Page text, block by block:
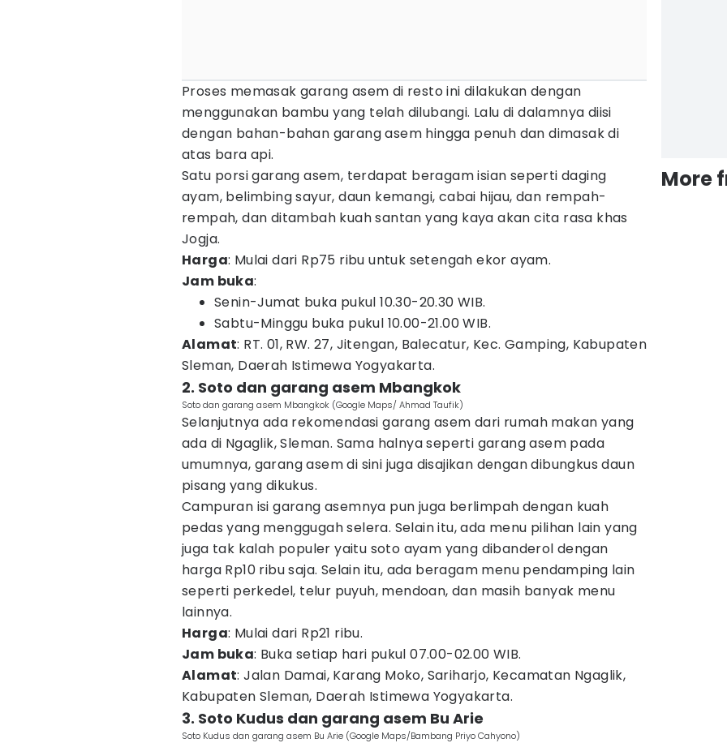
Proses memasak garang asem di resto ini dilakukan dengan
menggunakan bambu yang telah dilubangi. Lalu di dalamnya diisi
dengan bahan-bahan garang asem hingga penuh dan dimasak di
atas bara api.
Satu porsi garang asem, terdapat beragam isian seperti daging
ayam, belimbing sayur, daun kemangi, cabai hijau, dan rempah-
rempah, dan ditambah kuah santan yang kaya akan cita rasa khas
Jogja.
Harga: Mulai dari Rp75 ribu untuk setengah ekor ayam.
Jam buka:
Senin-Jumat buka pukul 10.30-20.30 WIB.
Sabtu-Minggu buka pukul 10.00-21.00 WIB.
Alamat: RT. 01, RW. 27, Jitengan, Balecatur, Kec. Gamping, Kabupaten
Sleman, Daerah Istimewa Yogyakarta.
2. Soto dan garang asem Mbangkok
Soto dan garang asem Mbangkok (Google Maps/ Ahmad Taufik)
Selanjutnya ada rekomendasi garang asem dari rumah makan yang
ada di Ngaglik, Sleman. Sama halnya seperti garang asem pada
umumnya, garang asem di sini juga disajikan dengan dibungkus daun
pisang yang dikukus.
Campuran isi garang asemnya pun juga berlimpah dengan kuah
pedas yang menggugah selera. Selain itu, ada menu pilihan lain yang
juga tak kalah populer yaitu soto ayam yang dibanderol dengan
harga Rp10 ribu saja. Selain itu, ada beragam menu pendamping lain
seperti perkedel, telur puyuh, mendoan, dan masih banyak menu
lainnya.
Harga: Mulai dari Rp21 ribu.
Jam buka: Buka setiap hari pukul 07.00-02.00 WIB.
Alamat: Jalan Damai, Karang Moko, Sariharjo, Kecamatan Ngaglik,
Kabupaten Sleman, Daerah Istimewa Yogyakarta.
3. Soto Kudus dan garang asem Bu Arie
Soto Kudus dan garang asem Bu Arie (Google Maps/Bambang Priyo Cahyono)
More